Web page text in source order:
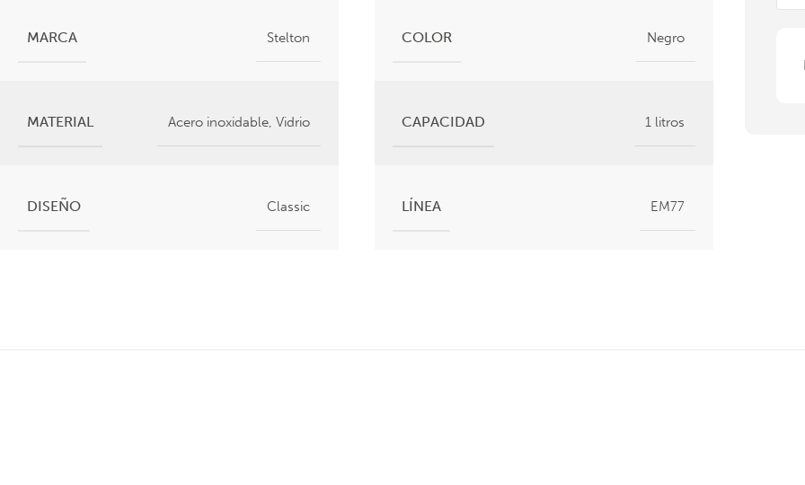
MARCA Stelton COLOR Negro
MATERIAL Acero inoxidable, Vidrio CAPACIDAD 1 litros
DISEÑO Classic LÍNEA EM77